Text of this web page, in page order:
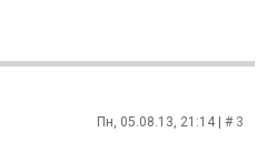
Пн, 05.08.13, 21:14 | # 3